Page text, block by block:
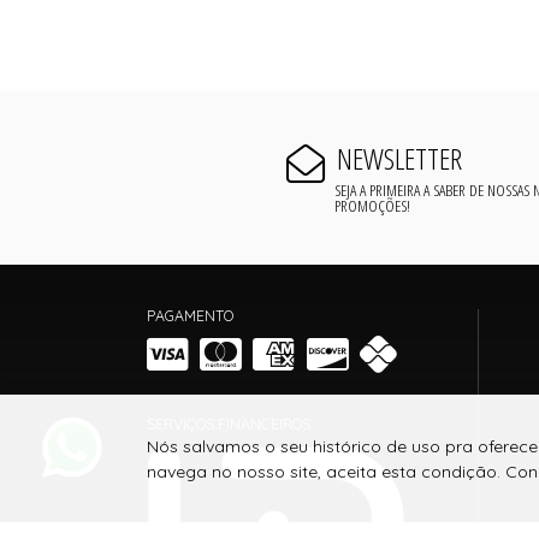
NEWSLETTER
SEJA A PRIMEIRA A SABER DE NOSSAS
PROMOÇÕES!
PAGAMENTO
Nós salvamos o seu histórico de uso pra
navega no nosso site, aceita esta condição.